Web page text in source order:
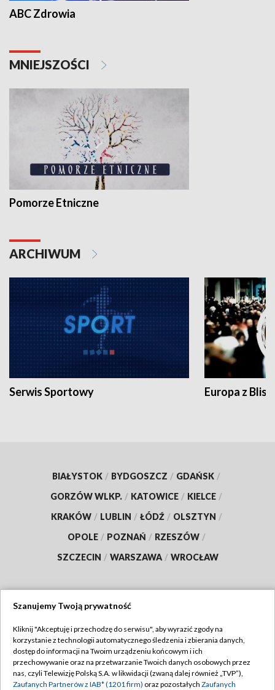
ABC Zdrowia
MNIEJSZOŚCI
Pomorze Etniczne
ARCHIWUM
Serwis Sportowy Europa z
BIAŁYSTOK / BYDGOSZCZ / GDAŃSK /
GORZÓW WLKP. / KATOWICE / KIELCE /
KRAKÓW / LUBLIN / ŁÓDŹ / OLSZTYN /
OPOLE / POZNAŃ / RZESZÓW /
SZCZECIN / WARSZAWA / WROCŁAW
TVP
Abonament TVP
Emisja w TVP
Regulamin TVP
Polityka prywatności
Szanujemy Twoją prywatność
Kliknij "Akceptuję i przechodzę do serwisu", aby wyrazić zgody na
korzystanie z technologii automatycznego śledzenia i zbierania danych,
dostęp do informacji na Twoim urządzeniu końcowym i ich
przechowywanie oraz na przetwarzanie Twoich danych osobowych przez
nas, czyli Telewizję Polską S.A. w likwidacji (zwaną dalej również „TVP”),
Zaufanych Partnerów z IAB* (1201 firm) oraz pozostałych Zaufanych